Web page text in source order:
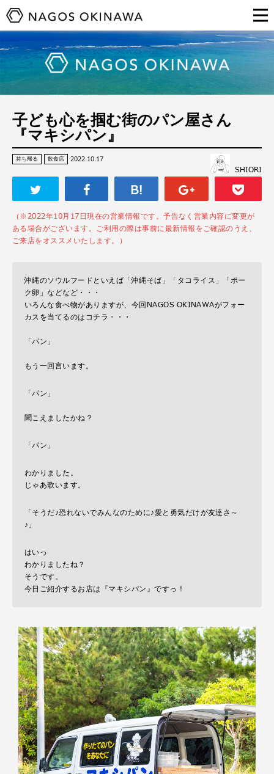
子ども心を掴む街のパン屋さん
『マキシパン』
持ち帰る 飲食店 2022.10.17
SHIORI
（※2022年10月17日現在の営業情報です。予告なく営業内容に変更が
ある場合がございます。ご利用の際は事前に最新情報をご確認のうえ、
ご来店をオススメいたします。）
沖縄のソウルフードといえば「沖縄そば」「タコライス」「ポー
ク卵」などなど・・・
いろんな食べ物がありますが、今回NAGOS OKINAWAがフォー
カスを当てるのはコチラ・・・
「パン」
もう一回言います。
「パン」
聞こえましたかね？
「パン」
わかりました。
じゃあ歌います。
「そうだ♪恐れないでみんなのために♪愛と勇気だけが友達さ～
♪」
はいっ
わかりましたね？
そうです。
今日ご紹介するお店は『マキシパン』ですっ！